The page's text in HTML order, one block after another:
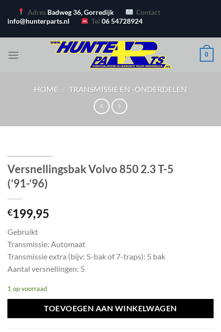
naar
Adres Badweg 36, Gorredijk
Contact
info@hunterparts.nl
Tel06 54728924
0
HOME / TRANSMISSIE EN -ONDERDELEN
Versnellingsbak Volvo 850 2.3 T-5
(’91-’96)
€199,95
Gebruikt
Transmissie: Automaat
Transmissie extra (bijv: 5-bak of 7-traps): 5 bak
Aantal versnellingen: 5
1 op voorraad
TOEVOEGEN AAN WINKELWAGEN